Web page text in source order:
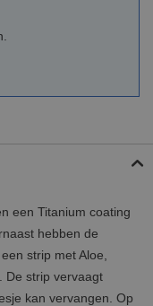
een Titanium coating
hebben de
strip met Aloe,
De strip vervaagt
kan vervangen. Op